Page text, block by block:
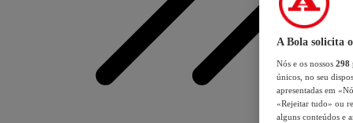
A Bola solicita
Nós e os nossos 298
únicos, no seu
apresentadas em
«Rejeitar tudo» ou
alguns conteúdos e